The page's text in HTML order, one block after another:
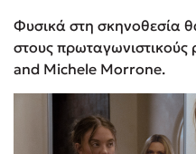
Φυσικά στη σκηνοθεσία
στους
and Michele Morrone.